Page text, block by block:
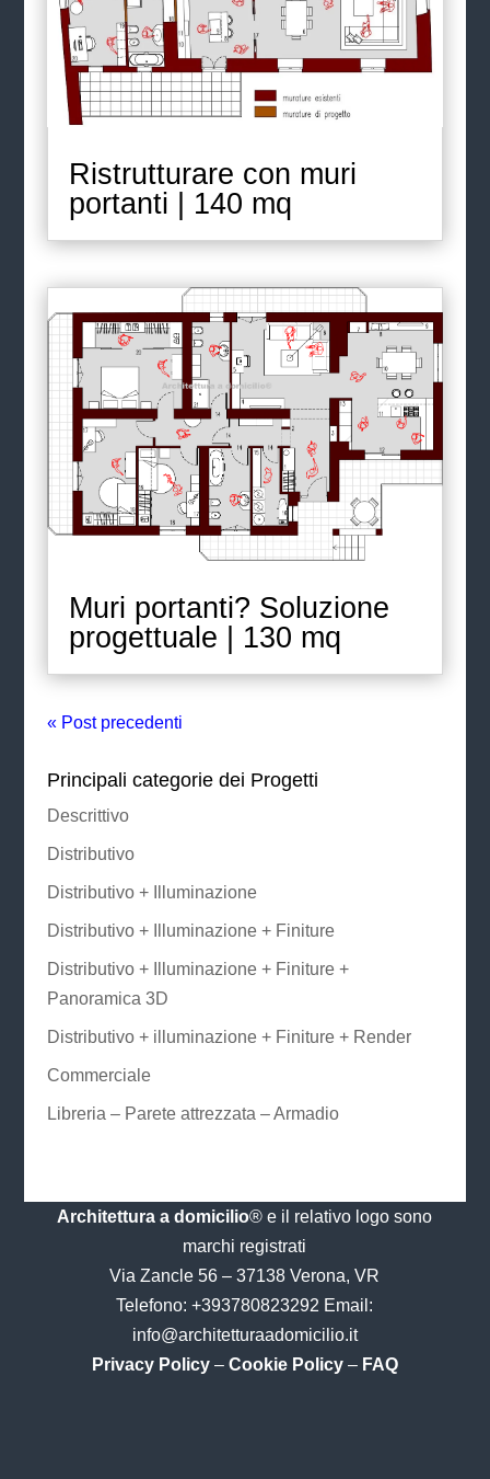
Ristrutturare con muri
portanti | 140 mq
Muri portanti? Soluzione
progettuale | 130 mq
« Post precedenti
Principali categorie dei Progetti
Descrittivo
Distributivo
Distributivo + Illuminazione
Distributivo + Illuminazione + Finiture
Distributivo + Illuminazione + Finiture +
Panoramica 3D
Distributivo + illuminazione + Finiture + Render
Commerciale
Libreria – Parete attrezzata – Armadio
Architettura a domicilio® e il relativo logo sono
marchi registrati
Via Zancle 56 – 37138 Verona, VR
Telefono:+393780823292 Email:
info@architetturaadomicilio.it
Privacy Policy– Cookie Policy– FAQ